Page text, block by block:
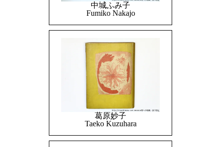
中城ふみ子
Fumiko Nakajo
葛原妙子
Taeko Kuzuhara